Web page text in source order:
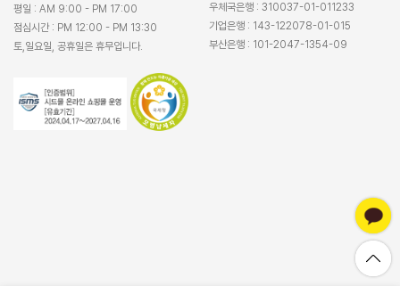
평일 : AM 9:00 - PM 17:00
점심시간 : PM 12:00 - PM 13:30
토,일요일, 공휴일은 휴무입니다.
우체국은행 : 310037-01-011233
기업은행 : 143-122078-01-015
부산은행 : 101-2047-1354-09